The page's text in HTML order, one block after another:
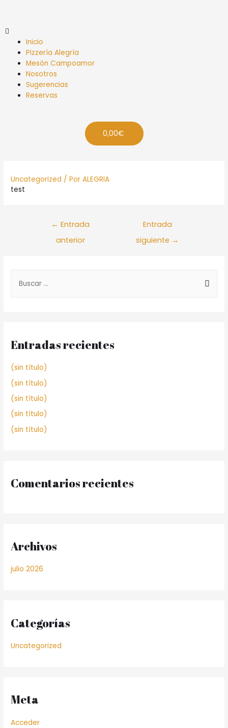
Inicio
Pizzería Alegría
Mesón Campoamor
Nosotros
Sugerencias
Reservas
0,00€
Uncategorized / PorALEGRIA
test
← Entrada
anterior
Entrada
siguiente →
Entradas recientes
(sin título)
(sin título)
(sin título)
(sin título)
(sin título)
Comentarios recientes
Archivos
julio 2026
Categorías
Uncategorized
Meta
Acceder